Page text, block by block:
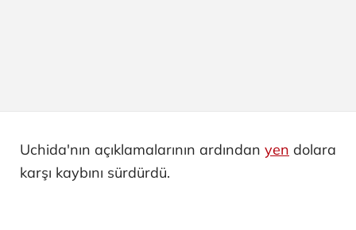
Uchida'nın açıklamalarının ardından yen dolara
karşı kaybını sürdürdü.